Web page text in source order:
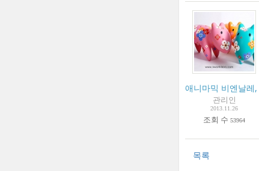
애니마믹 비엔날레
관리인
2013.11.26
조회 수 53964
목록